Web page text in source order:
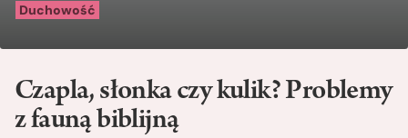
Duchowość
Czapla, słonka czy kulik? Problemy
z fauną biblijną